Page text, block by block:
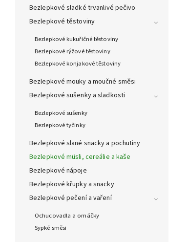
Bezlepkové sladké trvanlivé pečivo
Bezlepkové těstoviny
Bezlepkové kukuřičné těstoviny
Bezlepkové rýžové těstoviny
Bezlepkové konjakové těstoviny
Bezlepkové mouky a moučné směsi
Bezlepkové sušenky a sladkosti
Bezlepkové sušenky
Bezlepkové tyčinky
Bezlepkové slané snacky a pochutiny
Bezlepkové müsli, cereálie a kaše
Bezlepkové nápoje
Bezlepkové křupky a snacky
Bezlepkové pečení a vaření
Ochucovadla a omáčky
Sypké směsi